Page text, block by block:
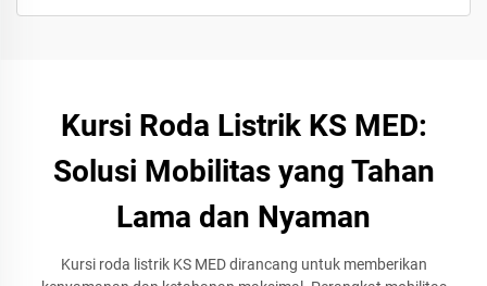
Kursi Roda Listrik KS MED:
Solusi Mobilitas yang Tahan
Lama dan Nyaman
Kursi roda listrik KS MED dirancang untuk memberikan